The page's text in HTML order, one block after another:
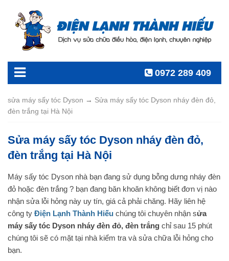
0972 289 409
sửa máy sấy tóc Dyson → Sửa máy sấy tóc Dyson nháy đèn đỏ,
đèn trắng tại Hà Nội
Sửa máy sấy tóc Dyson nháy đèn đỏ,
đèn trắng tại Hà Nội
Máy sấy tóc Dyson nhà bạn đang sử dụng bỗng dưng nháy đèn
đỏ hoặc đèn trắng ? bạn đang băn khoăn không biết đơn vị nào
nhận sửa lỗi hỏng này uy tín, giá cả phải chăng. Hãy liên hệ
công ty Điện Lạnh Thành Hiếu chúng tôi chuyên nhận sửa
máy sấy tóc Dyson nháy đèn đỏ, đèn trắng chỉ sau 15 phút
chúng tôi sẽ có mặt tại nhà kiểm tra và sửa chữa lỗi hỏng cho
bạn.